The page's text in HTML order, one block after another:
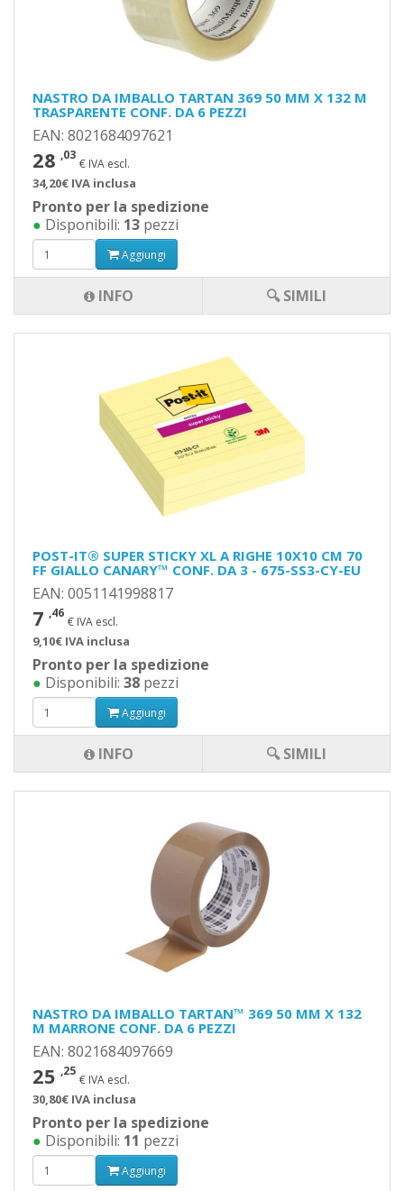
NASTRO DA IMBALLO TARTAN 369 50 MM X 132 M
TRASPARENTE CONF. DA 6 PEZZI
EAN: 8021684097621
28 ,03
€ IVA escl.
34,20€ IVA inclusa
Pronto per la spedizione
● Disponibili: 13 pezzi
Aggiungi
INFO 🔍 SIMILI
POST-IT® SUPER STICKY XL A RIGHE 10X10 CM 70
FF GIALLO CANARY™ CONF. DA 3 - 675-SS3-CY-EU
EAN: 0051141998817
7 ,46
€ IVA escl.
9,10€ IVA inclusa
Pronto per la spedizione
● Disponibili: 38 pezzi
Aggiungi
INFO 🔍 SIMILI
NASTRO DA IMBALLO TARTAN™ 369 50 MM X 132
M MARRONE CONF. DA 6 PEZZI
EAN: 8021684097669
25 ,25
€ IVA escl.
30,80€ IVA inclusa
Pronto per la spedizione
● Disponibili: 11 pezzi
Aggiungi